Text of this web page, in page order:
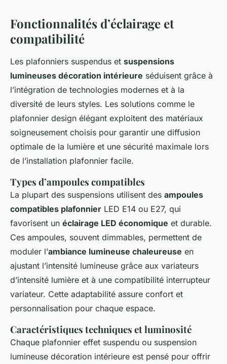
Fonctionnalités d’éclairage et
compatibilité
Les plafonniers suspendus et suspensions
lumineuses décoration intérieure séduisent grâce à
l’intégration de technologies modernes et à la
diversité de leurs styles. Les solutions comme le
plafonnier design élégant exploitent des matériaux
soigneusement choisis pour garantir une diffusion
optimale de la lumière et une sécurité maximale lors
de l’installation plafonnier facile.
Types d’ampoules compatibles
La plupart des suspensions utilisent des ampoules
compatibles plafonnier LED E14 ou E27, qui
favorisent un éclairage LED économique et durable.
Ces ampoules, souvent dimmables, permettent de
moduler l’ambiance lumineuse chaleureuse en
ajustant l’intensité lumineuse grâce aux variateurs
d’intensité lumière et à une compatibilité interrupteur
variateur. Cette adaptabilité assure confort et
personnalisation pour chaque espace.
Caractéristiques techniques et luminosité
Chaque plafonnier effet suspendu ou suspension
lumineuse décoration intérieure est pensé pour offrir